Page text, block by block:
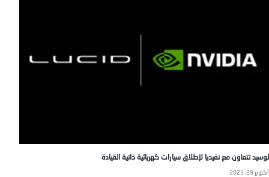
لوسيد تتعاون مع نفيديا لإطلاق سيارات كهربائية ذاتية القيادة
أكتوبر 29, 2025